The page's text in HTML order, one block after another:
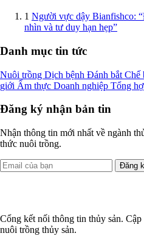
1 Người vực dậy Bianfishco:
nhìn và tư duy hạn hẹp”
Danh mục tin tức
Nuôi trồng Dịch bệnh Đánh bắt Chế
giới Ẩm thực Doanh nghiệp Tổng
Đăng ký nhận bản tin
Nhận thông tin mới nhất về ngành
thức nuôi trồng.
Đăng
Cổng kết nối thông tin thủy sản.
nuôi trồng thủy sản.